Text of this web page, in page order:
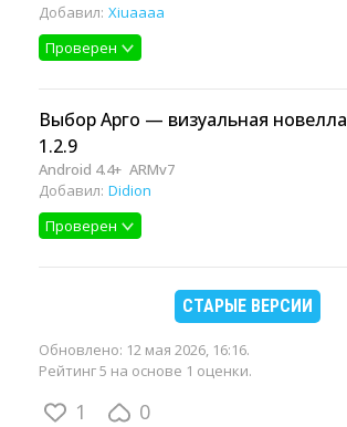
Добавил: Xiuaaaa
Проверен
Выбор Арго — визуальная новелла
1.2.9
Android 4.4+ ARMv7
Добавил: Didion
Проверен
СТАРЫЕ ВЕРСИИ
Обновлено: 12 мая 2026, 16:16.
Рейтинг 5 на основе 1 оценки.
1 0